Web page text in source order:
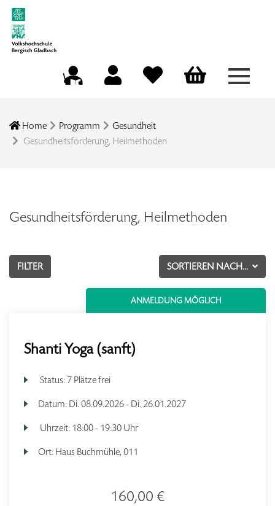
Menü
Home Programm
Gesundheit
Gesundheitsförderung, Heilmethoden
Gesundheitsförderung, Heilmethoden
SORTIEREN NACH...
FILTER
ANMELDUNG MÖGLICH
Shanti Yoga (sanft)
Status: 7 Plätze frei
Datum: Di. 08.09.2026 - Di. 26.01.2027
Uhrzeit: 18:00 - 19:30 Uhr
Ort: Haus Buchmühle, 011
160,00 €